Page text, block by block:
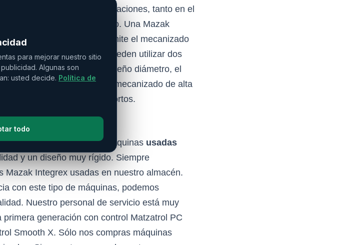
una amplia gama de aplicaciones, tanto en el
alta velocidad de aluminio. Una Mazak
y torreta inferior permite el mecanizado
inferior, de modo que se pueden utilizar dos
de piezas de eje de pequeño diámetro, el
torreta inferior permite un mecanizado de alta
de mecanizado más cortos.
mano:
y, en particular, las máquinas usadas
y un diseño muy rígido. Siempre
Integrex usadas en nuestro almacén.
con este tipo de máquinas, podemos
Nuestro personal de servicio está muy
generación con control Matzatrol PC
Smooth X. Sólo nos compras máquinas
para mejorar nuestro sitio
Algunas son
usted decide. Política de
todo